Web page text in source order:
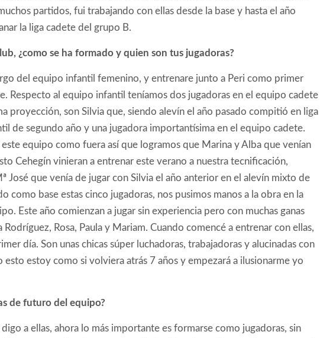
partidos, fui trabajando con ellas desde la base y hasta el año
la liga cadete del grupo B.
¿como se ha formado y quien son tus jugadoras?
del equipo infantil femenino, y entrenare junto a Peri como primer
Respecto al equipo infantil teníamos dos jugadoras en el equipo cadete
proyección, son Silvia que, siendo alevín el año pasado compitió en liga
de segundo año y una jugadora importantísima en el equipo cadete.
equipo como fuera así que logramos que Marina y Alba que venían
Cehegín vinieran a entrenar este verano a nuestra tecnificación,
José que venía de jugar con Silvia el año anterior en el alevín mixto de
como base estas cinco jugadoras, nos pusimos manos a la obra en la
Este año comienzan a jugar sin experiencia pero con muchas ganas
Rodríguez, Rosa, Paula y Mariam. Cuando comencé a entrenar con ellas,
día. Son unas chicas súper luchadoras, trabajadoras y alucinadas con
estoy como si volviera atrás 7 años y empezará a ilusionarme yo
de futuro del equipo?
a ellas, ahora lo más importante es formarse como jugadoras, sin